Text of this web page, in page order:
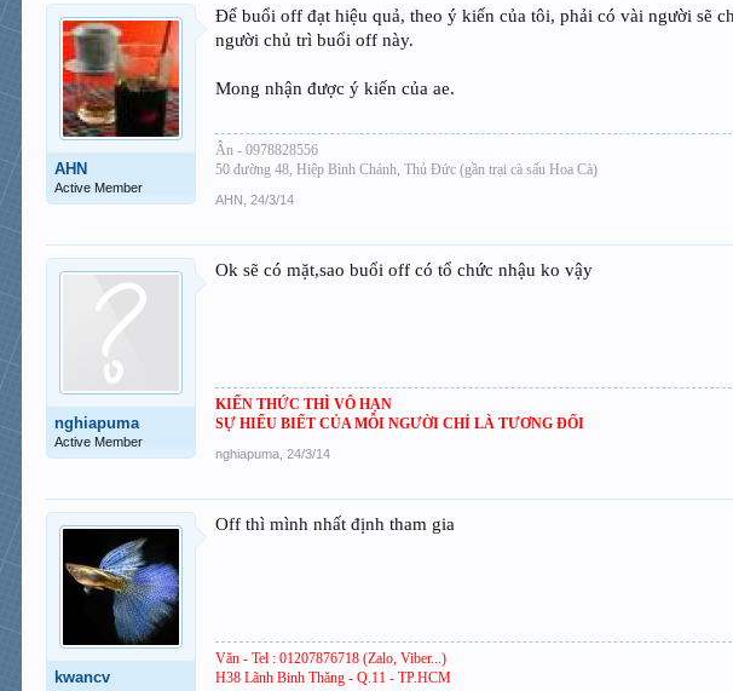
AHN
Active Member
Để buổi off đạt hiệu quả, theo ý kiến của tôi, phải có vài người sẽ
người chủ trì buổi off này.
Mong nhận được ý kiến của ae.
Ân - 0978828556
50 đường 48, Hiệp Bình Chánh, Thủ Đức (gần trại cà sấu Hoa Cà)
AHN 24/3/14
nghiapuma
Active Member
Ok sẽ có mặt,sao buổi off có tổ chức nhậu ko vậy
KIẾN THỨC THÌ VÔ HẠN
SỰ HIỂU BIẾT CỦA MỖI NGƯỜI CHỈ LÀ TƯƠNG ĐỐI
nghiapuma 24/3/14
kwancv
Off thì mình nhất định tham gia
Văn - Tel : 01207876718 (Zalo, Viber...)
H38 Lãnh Binh Thăng - Q.11 - TP.HCM